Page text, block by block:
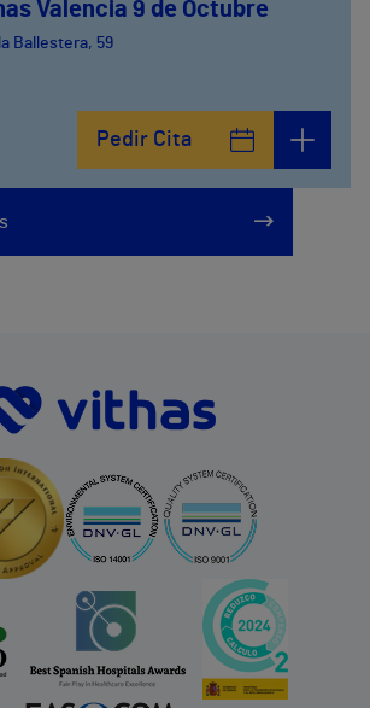
Valencia 9 de Octubre
Ballestera, 59
Pedir Cita